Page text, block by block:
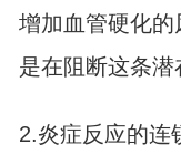
增加血管硬化
是在阻断这条潜
2.炎症反应的连